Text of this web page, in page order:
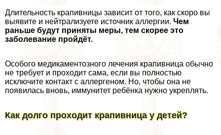
Длительность крапивницы зависит от того, как скоро вы
выявите и нейтрализуете источник аллергии. Чем
раньше будут приняты меры, тем скорее это
заболевание пройдёт.
Особого медикаментозного лечения крапивница обычно
не требует и проходит сама, если вы полностью
исключите контакт с аллергеном. Но, чтобы она не
появилась вновь, иммунитет ребёнка нужно укреплять.
Как долго проходит крапивница у детей?